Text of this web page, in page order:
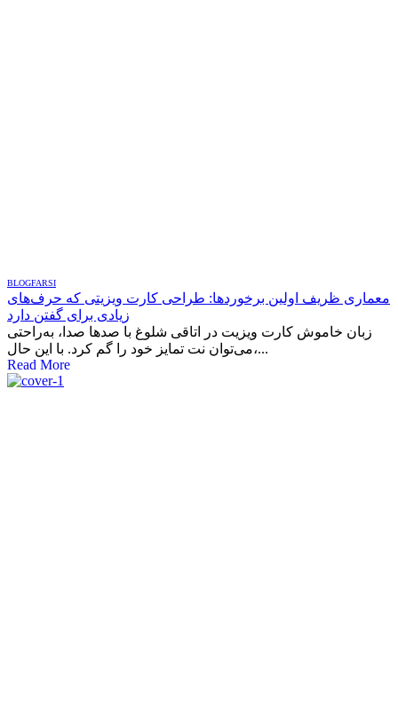
BLOGFARSI
معماری ظریف اولین برخوردها: طراحی کارت ویزیتی که حرف‌های
زیادی برای گفتن دارد
زبان خاموش کارت ویزیت در اتاقی شلوغ با صدها صدا، به‌راحتی
می‌توان نت تمایز خود را گم کرد. با این حال،...
Read More